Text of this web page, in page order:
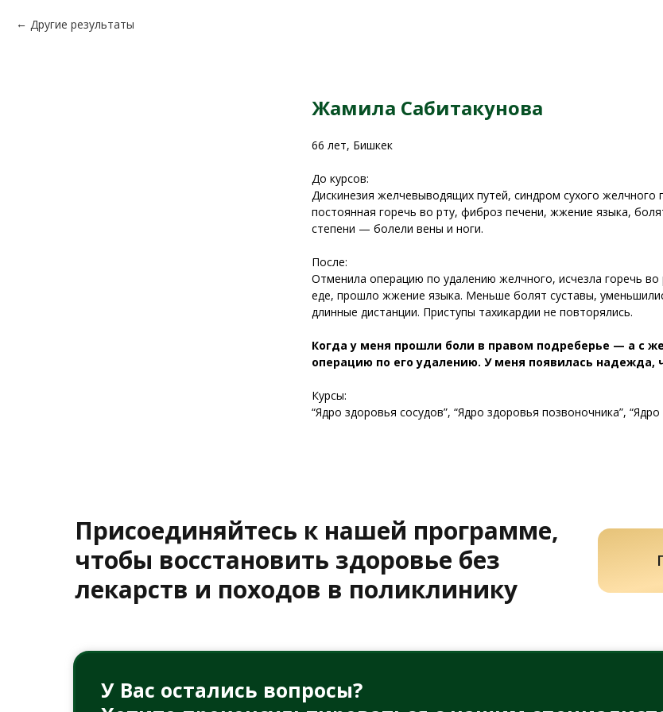
Другие результаты
Жамила Сабитакунова
66 лет, Бишкек
До курсов:
Дискинезия желчевыводящих путей, синдром сухого
постоянная горечь во рту, фиброз печени, жжение языка,
степени — болели вены и ноги.
После:
Отменила операцию по удалению желчного, исчезла горечь
еде, прошло жжение языка. Меньше болят суставы,
длинные дистанции. Приступы тахикардии не повторялись.
Когда у меня прошли боли в правом подреберье — а с
операцию по его удалению. У меня появилась надежда,
Курсы:
“Ядро здоровья сосудов”, “Ядро здоровья позвоночника”,
Присоединяйтесь к нашей программе,
чтобы восстановить здоровье без
лекарств и походов в поликлинику
У Вас остались вопросы?